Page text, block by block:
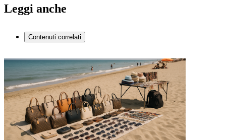
Leggi anche
Contenuti correlati